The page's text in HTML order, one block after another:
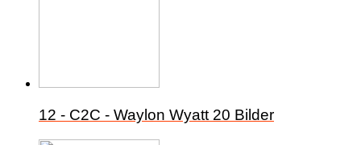
12 - C2C - Waylon Wyatt 20 Bilder